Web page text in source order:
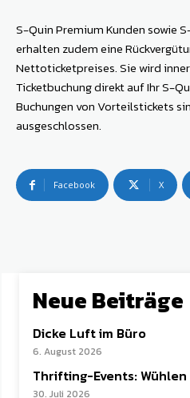
S-Quin Premium Kunden sowie
erhalten zudem eine
Nettoticketpreises. Sie wird
Ticketbuchung direkt auf Ihr S-
Buchungen von Vorteilstickets
ausgeschlossen.
Facebook X
Neue Beiträge
Dicke Luft im Büro
6. August 2026
Thrifting-Events:
30. Juli 2026